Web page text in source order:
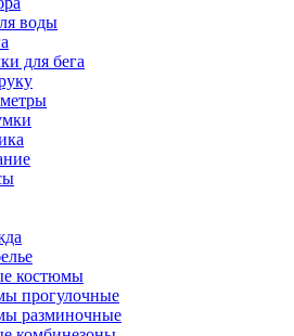
воды
для бега
костюмы
прогулочные
разминочные